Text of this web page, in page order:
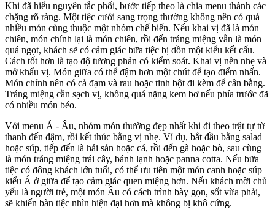
Khi đã hiểu nguyên tắc phối, bước tiếp theo là chia menu thành các
chặng rõ ràng. Một tiệc cưới sang trọng thường không nên có quá
nhiều món cùng thuộc một nhóm chế biến. Nếu khai vị đã là món
chiên, món chính lại là món chiên, rồi đến tráng miệng vẫn là món
quá ngọt, khách sẽ có cảm giác bữa tiệc bị dồn một kiểu kết cấu.
Cách tốt hơn là tạo độ tương phản có kiểm soát. Khai vị nên nhẹ và
mở khẩu vị. Món giữa có thể đậm hơn một chút để tạo điểm nhấn.
Món chính nên có cả đạm và rau hoặc tinh bột đi kèm để cân bằng.
Tráng miệng cần sạch vị, không quá nặng kem bơ nếu phía trước đã
có nhiều món béo.
Với menu Á - Âu, nhóm món thường đẹp nhất khi đi theo trật tự từ
thanh đến đậm, rồi kết thúc bằng vị nhẹ. Ví dụ, bắt đầu bằng salad
hoặc súp, tiếp đến là hải sản hoặc cá, rồi đến gà hoặc bò, sau cùng
là món tráng miệng trái cây, bánh lạnh hoặc panna cotta. Nếu bữa
tiệc có đông khách lớn tuổi, có thể ưu tiên một món canh hoặc súp
kiểu Á ở giữa để tạo cảm giác quen miệng hơn. Nếu khách mời chủ
yếu là người trẻ, một món Âu có cách trình bày gọn, sốt vừa phải,
sẽ khiến bàn tiệc nhìn hiện đại hơn mà không bị khô cứng.